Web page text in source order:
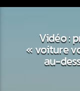
Vidéo :
« voiture
au-